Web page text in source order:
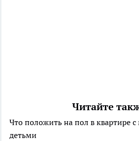
Читайте
Что положить на пол в квартире
детьми